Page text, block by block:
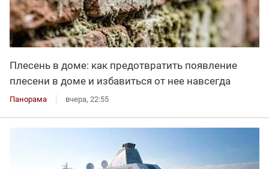
Плесень в доме: как предотвратить появление
плесени в доме и избавиться от нее навсегда
Панорама вчера, 22:55